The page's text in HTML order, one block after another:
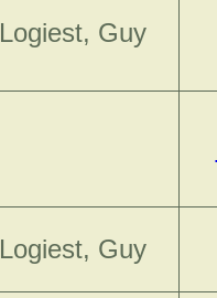
Logiest, Guy
Logiest, Guy